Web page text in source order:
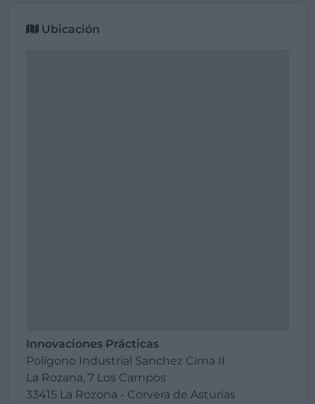
Ubicación
Innovaciones Prácticas
Polígono Industrial Sanchez Cima II
La Rozana, 7 Los Campos
33415 La Rozona - Corvera de Asturias